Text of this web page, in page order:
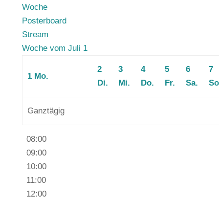
Woche
Posterboard
Stream
Woche vom Juli 1
1 Mo.
2
Di.
3
Mi.
4
Do.
5
Fr.
6
Sa.
7
Ganztägig
00:00
01:00
03:00
06:00
08:00
09:00
10:00
11:00
12:00